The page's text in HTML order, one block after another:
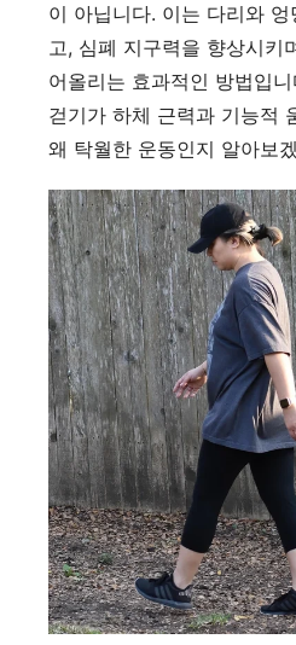
이 아닙니다. 이는 다리와
고, 심폐 지구력을 향상시키
어올리는 효과적인 방법입
걷기가 하체 근력과 기능적
왜 탁월한 운동인지 알아보